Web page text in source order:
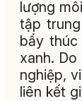
lượng
tập
bẩy
xanh.
nghiệp,
liên kết